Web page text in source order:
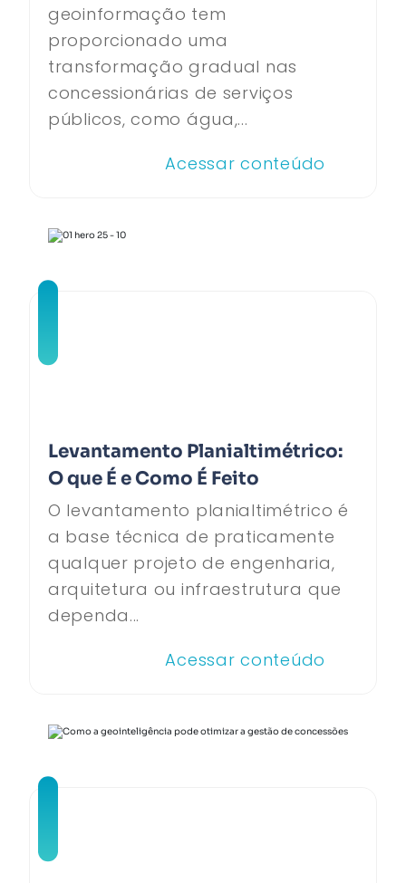
geoinformação tem
proporcionado uma
transformação gradual nas
concessionárias de serviços
públicos, como água,...
Acessar conteúdo
Levantamento Planialtimétrico:
O que É e Como É Feito
O levantamento planialtimétrico é
a base técnica de praticamente
qualquer projeto de engenharia,
arquitetura ou infraestrutura que
dependa...
Acessar conteúdo